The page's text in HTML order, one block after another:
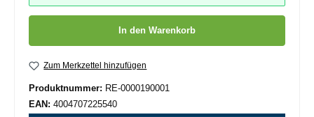
In den Warenkorb
Zum Merkzettel hinzufügen
Produktnummer: RE-0000190001
EAN: 4004707225540